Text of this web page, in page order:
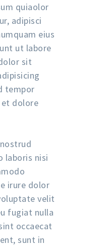
quiaolor
adipisci
eius
ut labore
sit
tempor
dolore
laboris nisi
irure dolor
velit
fugiat nulla
occaecat
sunt in